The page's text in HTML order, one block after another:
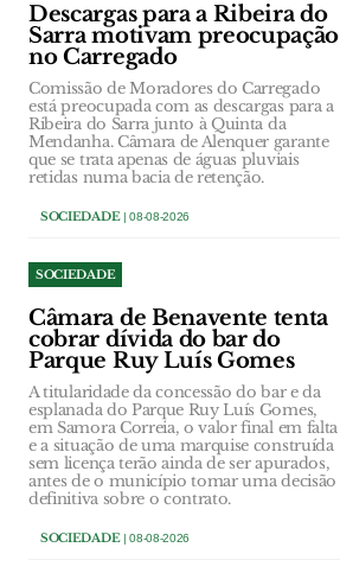
Descargas para a Ribeira do
Sarra motivam preocupação
no Carregado
Comissão de Moradores do Carregado
está preocupada com as descargas para a
Ribeira do Sarra junto à Quinta da
Mendanha. Câmara de Alenquer garante
que se trata apenas de águas pluviais
retidas numa bacia de retenção.
SOCIEDADE| 08-08-2026
SOCIEDADE
Câmara de Benavente tenta
cobrar dívida do bar do
Parque Ruy Luís Gomes
A titularidade da concessão do bar e da
esplanada do Parque Ruy Luís Gomes,
em Samora Correia, o valor final em falta
e a situação de uma marquise construída
sem licença terão ainda de ser apurados,
antes de o município tomar uma decisão
definitiva sobre o contrato.
SOCIEDADE| 08-08-2026